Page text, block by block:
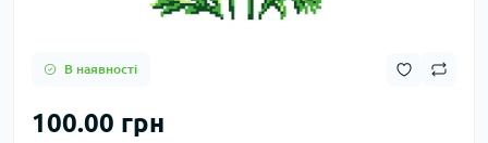
В наявності
100.00 грн